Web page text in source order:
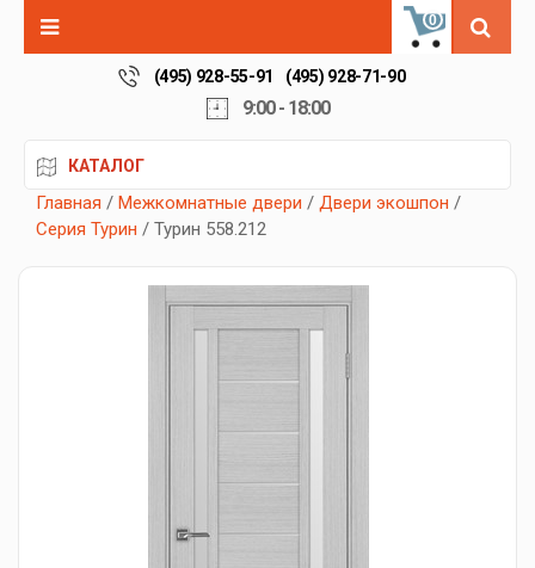
0
(495) 928-55-91 (495) 928-71-90
9:00 - 18:00
КАТАЛОГ
Главная / Межкомнатные двери / Двери экошпон /
Серия Турин / Турин 558.212